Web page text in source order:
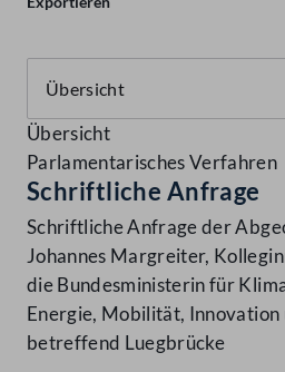
Übersicht
Parlamentarisches Verfahren
Schriftliche Anfrage
Schriftliche Anfrage der
Johannes Margreiter,
die Bundesministerin für
Energie, Mobilität, Innovation
betreffend Luegbrücke